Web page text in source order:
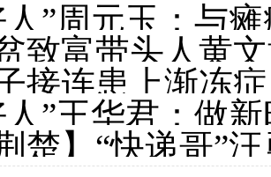
人”周元玉：与
致富带头人黄
接连患上渐冻
人”王华君：做
楚】“快递哥”